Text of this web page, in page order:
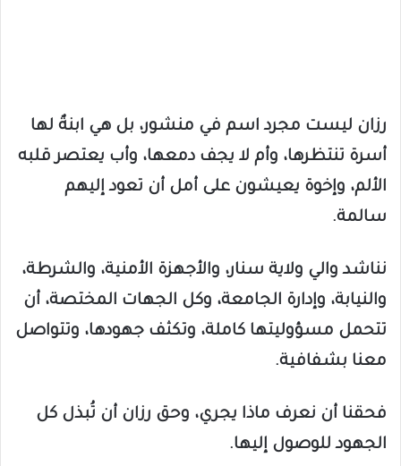
رزان ليست مجرد اسم في منشور، بل هي ابنةٌ لها
أسرة تنتظرها، وأم لا يجف دمعها، وأب يعتصر قلبه
الألم، وإخوة يعيشون على أمل أن تعود إليهم
سالمة.
نناشد والي ولاية سنار، والأجهزة الأمنية، والشرطة،
والنيابة، وإدارة الجامعة، وكل الجهات المختصة، أن
تتحمل مسؤوليتها كاملة، وتكثف جهودها، وتتواصل
معنا بشفافية.
فحقنا أن نعرف ماذا يجري، وحق رزان أن تُبذل كل
الجهود للوصول إليها.